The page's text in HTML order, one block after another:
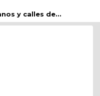
y calles de...